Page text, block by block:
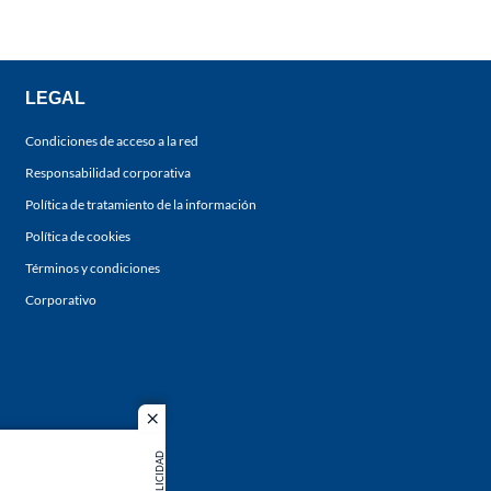
close
LEGAL
Condiciones de acceso a la red
Responsabilidad corporativa
Política de tratamiento de la información
Política de cookies
Términos y condiciones
Corporativo